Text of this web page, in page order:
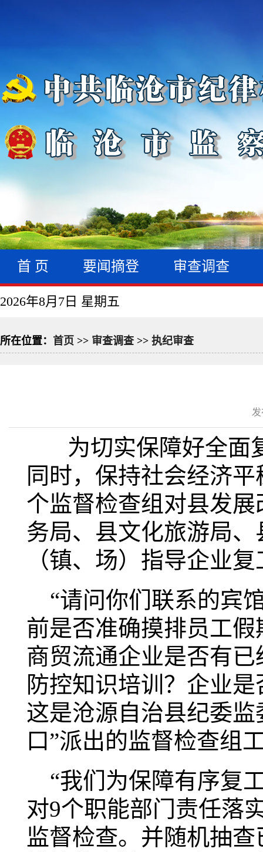
首 页 要闻摘登 审查调查
2026年8月7日 星期五
所在位置： 首页 >> 审查调查 >> 执纪审查
为切实保障好全面
同时，保持社会经济
个监督检查组对县发
务局、县文化旅游局
（镇、场）指导企业
“请问你们联系的宾
前是否准确摸排员工
商贸流通企业是否有
防控知识培训？企业
这是沧源自治县纪委
口”派出的监督检查组
“我们为保障有序复
对9个职能部门责任落
监督检查。并随机抽